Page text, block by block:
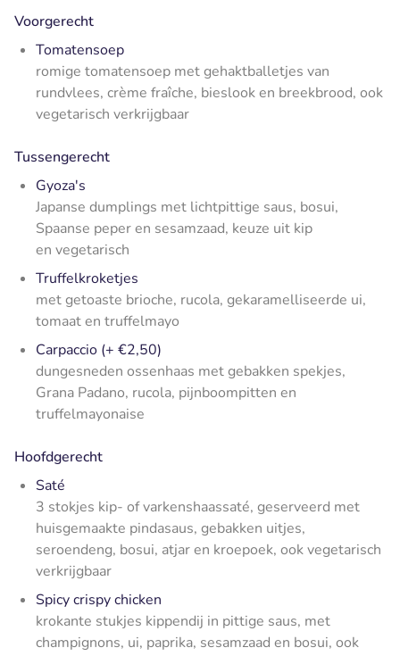
Voorgerecht
Tomatensoep
romige tomatensoep met gehaktballetjes van
rundvlees, crème fraîche, bieslook en breekbrood, ook
vegetarisch verkrijgbaar
Tussengerecht
Gyoza's
Japanse dumplings met lichtpittige saus, bosui,
Spaanse peper en sesamzaad, keuze uit kip
en vegetarisch
Truffelkroketjes
met getoaste brioche, rucola, gekaramelliseerde ui,
tomaat en truffelmayo
Carpaccio (+ €2,50)
dungesneden ossenhaas met gebakken spekjes,
Grana Padano, rucola, pijnboompitten en
truffelmayonaise
Hoofdgerecht
Saté
3 stokjes kip- of varkenshaassaté, geserveerd met
huisgemaakte pindasaus, gebakken uitjes,
seroendeng, bosui, atjar en kroepoek, ook vegetarisch
verkrijgbaar
Spicy crispy chicken
krokante stukjes kippendij in pittige saus, met
champignons, ui, paprika, sesamzaad en bosui, ook